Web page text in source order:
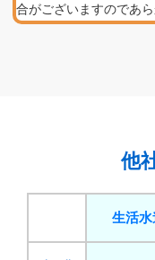
合がございますのであ
他
生活